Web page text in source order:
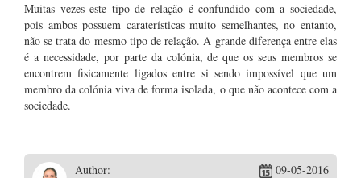
Muitas vezes este tipo de relação é confundido com a sociedade,
pois ambos possuem caraterísticas muito semelhantes, no entanto,
não se trata do mesmo tipo de relação. A grande diferença entre elas
é a necessidade, por parte da colónia, de que os seus membros se
encontrem fisicamente ligados entre si sendo impossível que um
membro da colónia viva de forma isolada, o que não acontece com a
sociedade.
Author: 09-05-2016